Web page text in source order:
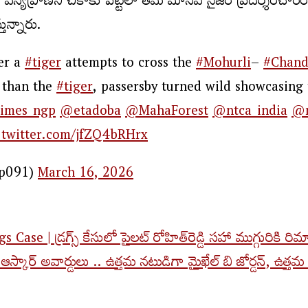
a#tigerattempts to cross the#Mohurli–
the#tiger, passersby turned wild
@etadoba@MahaForest@ntca_india
jfZQ4bRHrx
March 16, 2026
Case | డ్రగ్స్‌ కేసులో పైలట్‌ రోహిత్‌రెడ్డి సహా ముగ్గురికి
అవార్డులు .. ఉత్త‌మ న‌టుడిగా మైఖేల్‌ బి జోర్డన్‌,